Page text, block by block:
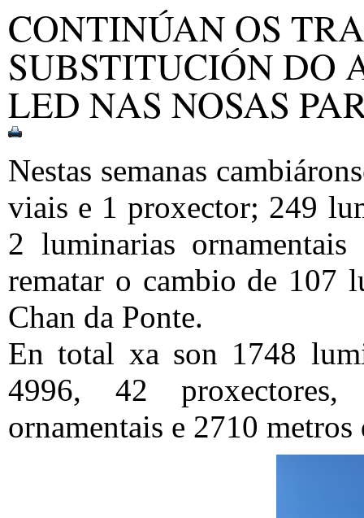
CONTINÚAN OS
SUBSTITUCIÓN DO
LED NAS NOSAS
Nestas semanas
viais e 1 proxector; 249
2 luminarias
rematar o cambio de 107
Chan da Ponte.
En total xa son 1748
4996, 42
ornamentais e 2710 metros